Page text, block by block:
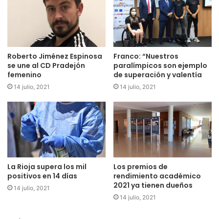
Esta técnica, por sí sola, presenta un gran inconveniente:
la presencia de oxígeno incrementa la producción de ácido
acético por parte de la levadura Saccharomyces cerevisiae
(la más empleada en fermentación) y algunas otras
levaduras.
Para solucionarlo, la doctora por la Universidad de La Rioja
Roberto Jiménez Espinosa
se une al CD Pradejón
femenino
14 julio, 2021
Franco: “Nuestros
paralímpicos son ejemplo
de superación y valentía
14 julio, 2021
La Rioja supera los mil
positivos en 14 días
14 julio, 2021
Los premios de
rendimiento académico
2021 ya tienen dueños
14 julio, 2021